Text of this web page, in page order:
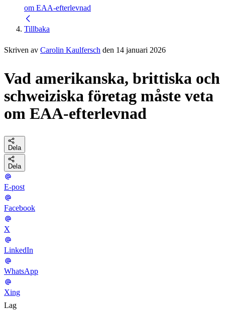
om EAA-efterlevnad
Tillbaka
Skriven av Carolin Kaulfersch den 14 januari 2026
Vad amerikanska, brittiska och
schweiziska företag måste veta
om EAA-efterlevnad
Dela
Dela
E-post
Facebook
X
LinkedIn
WhatsApp
Xing
Lag